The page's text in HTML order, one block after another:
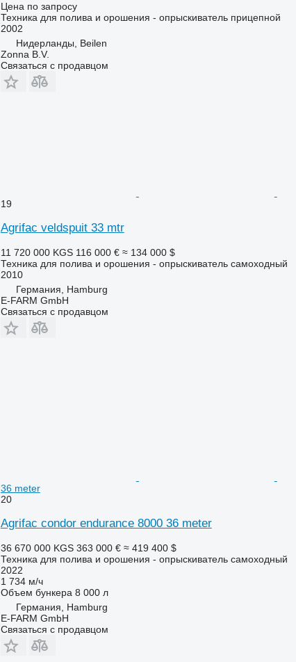
Цена по запросу
Техника для полива и орошения - опрыскиватель прицепной
2002
Нидерланды, Beilen
Zonna B.V.
Связаться с продавцом
19
Agrifac veldspuit 33 mtr
11 720 000 KGS 116 000 € ≈ 134 000 $
Техника для полива и орошения - опрыскиватель самоходный
2010
Германия, Hamburg
E-FARM GmbH
Связаться с продавцом
36 meter
20
Agrifac condor endurance 8000 36 meter
36 670 000 KGS 363 000 € ≈ 419 400 $
Техника для полива и орошения - опрыскиватель самоходный
2022
1 734 м/ч
Объем бункера 8 000 л
Германия, Hamburg
E-FARM GmbH
Связаться с продавцом